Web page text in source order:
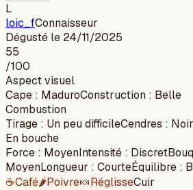
L
loic_fConnaisseur
Dégusté le 24/11/2025
55
/100
Aspect visuel
Cape : MaduroConstruction : Belle
Combustion
Tirage : Un peu difficileCendres :
En bouche
Force : MoyenIntensité : Discret
MoyenLongueur : CourteÉquilibre :
☕Café🌶️Poivre🍬RéglisseCuir